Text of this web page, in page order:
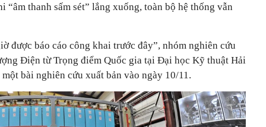
“âm thanh sấm sét” lắng xuống, toàn bộ hệ thống vẫn
được báo cáo công khai trước đây”, nhóm nghiên cứu
Điện từ Trọng điểm Quốc gia tại Đại học Kỹ thuật Hải
bài nghiên cứu xuất bản vào ngày 10/11.